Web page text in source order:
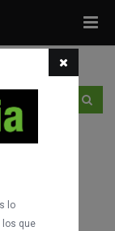
lo
los que